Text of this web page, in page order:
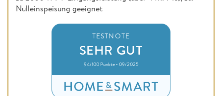
Nulleinspeisung geeignet
TESTNOTE
SEHR GUT
94/100 Punkte • 09/2025